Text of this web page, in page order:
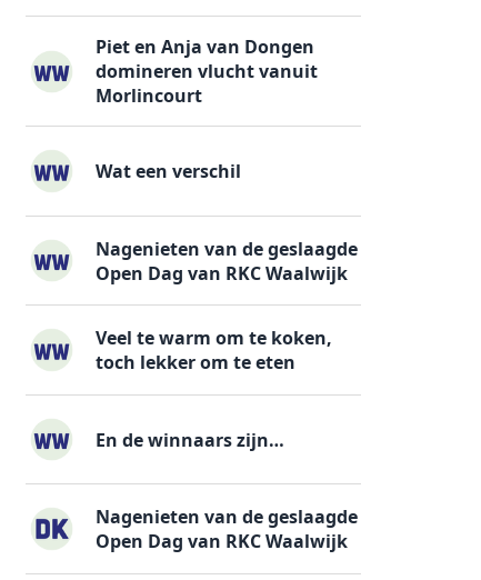
Piet en Anja van Dongen
domineren vlucht vanuit
Morlincourt
Wat een verschil
Nagenieten van de geslaagde
Open Dag van RKC Waalwijk
Veel te warm om te koken,
toch lekker om te eten
En de winnaars zijn…
Nagenieten van de geslaagde
Open Dag van RKC Waalwijk